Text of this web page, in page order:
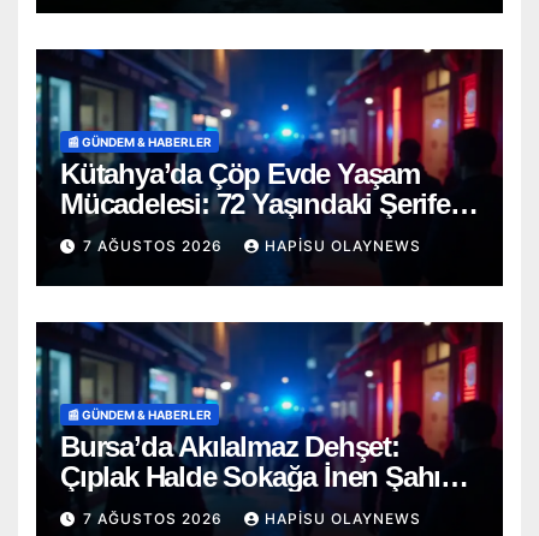
📰 GÜNDEM & HABERLER
Kütahya’da Çöp Evde Yaşam
Mücadelesi: 72 Yaşındaki Şerife
D. Mucizevi Şekilde Kurtarıldı
7 AĞUSTOS 2026 HAPISU OLAYNEWS
📰 GÜNDEM & HABERLER
Bursa’da Akılalmaz Dehşet:
Çıplak Halde Sokağa İnen Şahıs
Terör Estirdi!
7 AĞUSTOS 2026 HAPISU OLAYNEWS